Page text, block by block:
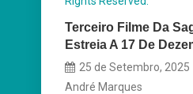
Terceiro Filme Da
Estreia A 17 De
25 de Setembro, 2025
André Marques